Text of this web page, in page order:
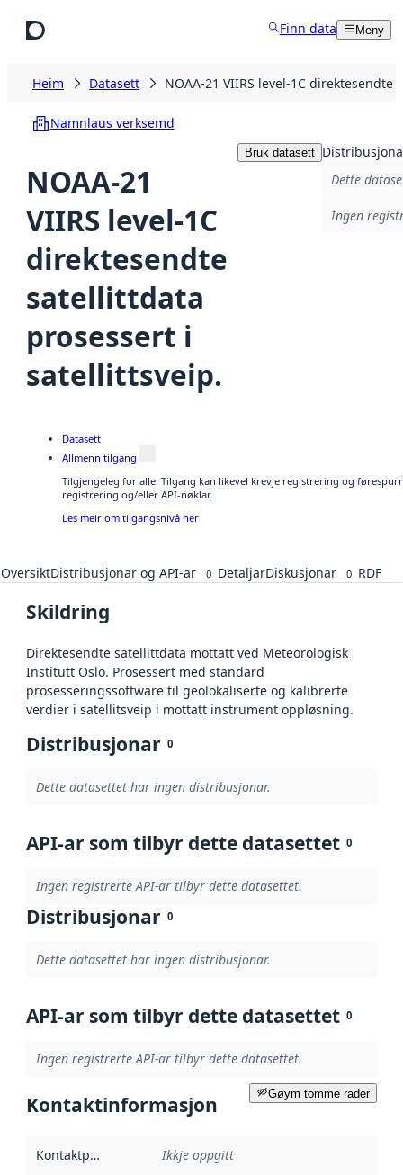
Finn data Meny
Heim Datasett NOAA-21 VIIRS level-1C
Namnlaus verksemd
NOAA-21
VIIRS level-1C
direktesendte
satellittdata
prosessert i
satellittsveip.
Bruk datasett
Dette
Ingen
Datasett
Allmenn tilgang
Tilgjengeleg for alle. Tilgang kan likevel krevje registrering og
registrering og/eller API-nøklar.
Les meir om tilgangsnivå her
OversiktDistribusjonar og API-ar 0 DetaljarDiskusjonar 0 RDF
Skildring
Direktesendte satellittdata mottatt ved Meteorologisk
Institutt Oslo. Prosessert med standard
prosesseringssoftware til geolokaliserte og kalibrerte
verdier i satellitsveip i mottatt instrument oppløsning.
Distribusjonar 0
Dette datasettet har ingen distribusjonar.
API-ar som tilbyr dette datasettet 0
Ingen registrerte API-ar tilbyr dette datasettet.
Distribusjonar 0
Dette datasettet har ingen distribusjonar.
API-ar som tilbyr dette datasettet 0
Ingen registrerte API-ar tilbyr dette datasettet.
Gøym tomme rader
Kontaktinformasjon
Kontaktpunkt Ikkje oppgitt